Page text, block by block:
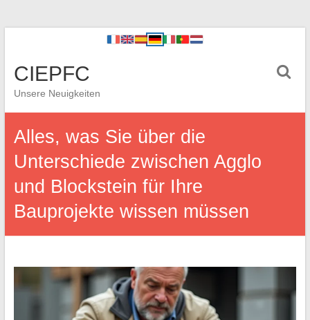
CIEPFC
Unsere Neuigkeiten
Alles, was Sie über die
Unterschiede zwischen Agglo
und Blockstein für Ihre
Bauprojekte wissen müssen